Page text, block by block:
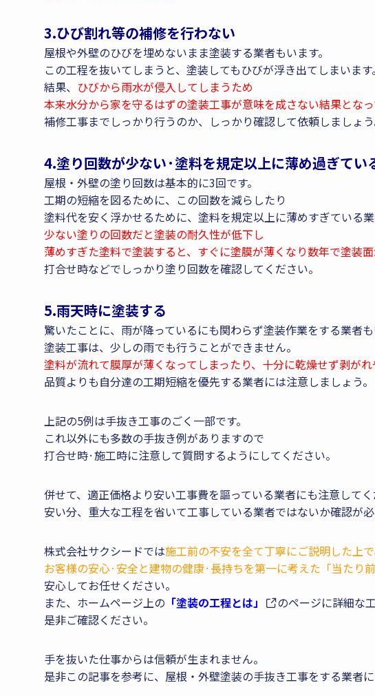
3.ひび割れ等の補修を行わない
屋根や外壁のひびを埋めないまま塗装する業者もいます。
この工程を抜いてしまうと、塗装してもひびが浮き出てしまいます。
結果、 ひびから雨水が侵入してしまうため
本来水分から家を守るはずの塗装工事が意味を成さない結果となっ
補修工事までしっかり行うのか、しっかり確認して依頼しましょう
4.塗り回数が少ない·塗料を規定以上に薄め過ぎてい
屋根・外壁の塗り回数は基本的に3回です。
工期の短縮を図るために、この回数を減らしたり
塗料代を安く浮かせるために、塗料を規定以上に薄めすぎている業
少ない塗りの回数だと塗装の耐久性が低下し
薄めすぎた塗料で塗装すると、すぐに塗膜が薄くなり数年で塗装面
打合せ時などでしっかり塗り回数を確認してください。
5.雨天時に塗装する
驚いたことに、雨が降っているにも関わらず塗装作業をする業者も
塗装工事は、少しの雨でも行うことができません。
塗料が流れて膜厚が薄くなってしまったり、十分に乾燥せず剥がれ
品質よりも自分達の工期短縮を優先する業者には注意しましょう。
上記の5例は手抜き工事のごく一部です。
これ以外にも多数の手抜き例がありますので
打合せ時·施工時に注意して質問するようにしてください。
併せて、適正価格より安い工事費を謳っている業者にも注意してく
安い分、重大な工程を省いて工事している業者ではないか確認が必
株式会社サクシードでは施工前の不安を全て丁寧にご説明した上
お客様の安心·安全と建物の健康·長持ちを第一に考えた「当たり
安心してお任せください。
また、ホームページ上の 「塗装の工程とは」
のページに詳細な
是非ご確認ください。
手を抜いた仕事からは信頼が生まれません。
是非この記事を参考に、屋根・外壁塗装の手抜き工事をする業者に